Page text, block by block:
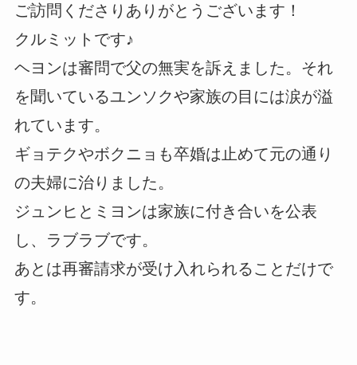
ご訪問くださりありがとうございます！
クルミットです♪
ヘヨンは審問で父の無実を訴えました。それ
を聞いているユンソクや家族の目には涙が溢
れています。
ギョテクやボクニョも卒婚は止めて元の通り
の夫婦に治りました。
ジュンヒとミヨンは家族に付き合いを公表
し、ラブラブです。
あとは再審請求が受け入れられることだけで
す。